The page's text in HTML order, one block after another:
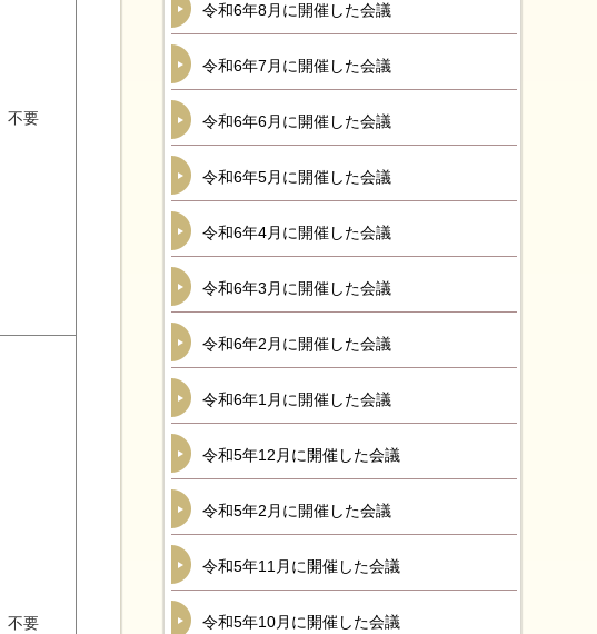
不要
不要
令和6年8月に開催した会議
令和6年7月に開催した会議
令和6年6月に開催した会議
令和6年5月に開催した会議
令和6年4月に開催した会議
令和6年3月に開催した会議
令和6年2月に開催した会議
令和6年1月に開催した会議
令和5年12月に開催した会議
令和5年2月に開催した会議
令和5年11月に開催した会議
令和5年10月に開催した会議